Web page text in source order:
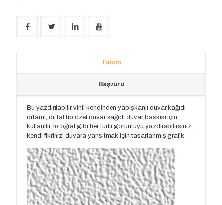
Tanım
Başvuru
Bu yazdırılabilir vinil kendinden yapışkanlı duvar kağıdı
ortamı, dijital tip özel duvar kağıdı duvar baskısı için
kullanılır, fotoğraf gibi her türlü görüntüyü yazdırabilirsiniz,
kendi fikrinizi duvara yansıtmak için tasarlanmış grafik.